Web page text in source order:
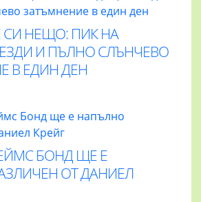
СИ НЕЩО: ПИК НА
И ПЪЛНО СЛЪНЧЕВО
В ЕДИН ДЕН
БОНД ЩЕ Е
ОТ ДАНИЕЛ